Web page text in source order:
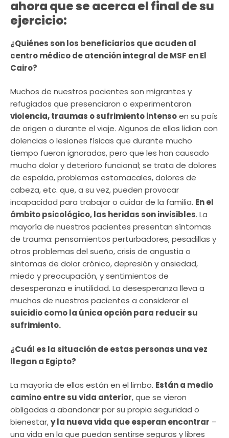
ahora que se acerca el final de su
ejercicio:
¿Quiénes son los beneficiarios que acuden al
centro médico de atención integral de MSF en El
Cairo?
Muchos de nuestros pacientes son migrantes y
refugiados que presenciaron o experimentaron
violencia, traumas o sufrimiento intensoen su país
de origen o durante el viaje. Algunos de ellos lidian con
dolencias o lesiones físicas que durante mucho
tiempo fueron ignoradas, pero que les han causado
mucho dolor y deterioro funcional; se trata de dolores
de espalda, problemas estomacales, dolores de
cabeza, etc. que, a su vez, pueden provocar
incapacidad para trabajar o cuidar de la familia. En el
ámbito psicológico, las heridas son invisibles. La
mayoría de nuestros pacientes presentan síntomas
de trauma: pensamientos perturbadores, pesadillas y
otros problemas del sueño, crisis de angustia o
síntomas de dolor crónico, depresión y ansiedad,
miedo y preocupación, y sentimientos de
desesperanza e inutilidad. La desesperanza lleva a
muchos de nuestros pacientes a considerar el
suicidio como la única opción para reducir su
sufrimiento.
¿Cuál es la situación de estas personas una vez
llegan a Egipto?
La mayoría de ellas están en el limbo. Están a medio
camino entre su vida anterior, que se vieron
obligadas a abandonar por su propia seguridad o
bienestar,y la nueva vida que esperan encontrar –
una vida en la que puedan sentirse seguras y libres